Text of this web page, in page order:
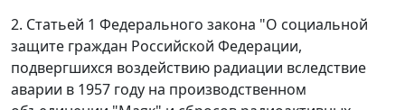
2. Статьей 1 Федерального закона "О социальной
защите граждан Российской Федерации,
подвергшихся воздействию радиации вследствие
аварии в 1957 году на производственном